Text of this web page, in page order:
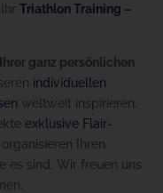
IhrTriathlon Training –
ganz persönlichen
individuellen
weltweit inspirieren.
exklusive Flair-
Ihren
es sind. Wir freuen uns